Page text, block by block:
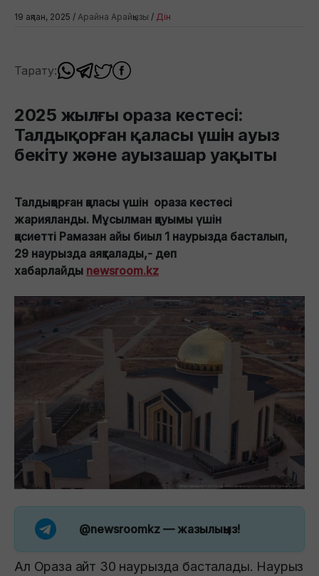
19 ақпан, 2025 / Арайна Арайқызы / Дін
Тарату:
2025 жылғы ораза кестесі:
Талдықорған қаласы үшін ауыз
бекіту және ауызашар уақыты
Талдықорған қаласы үшін ораза кестесі
жарияланды. Мұсылман қауымы үшін
қасиетті Рамазан айы биыл 1 наурызда басталып,
29 наурызда аяқталады,- деп
хабарлайды newsroom.kz
@newsroomkz — жазылыңыз!
Ал Ораза айт 30 наурызда басталады. Наурыз